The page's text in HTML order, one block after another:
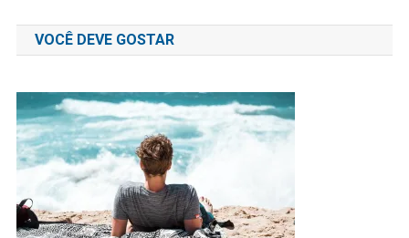
de
Post
VOCÊ DEVE GOSTAR